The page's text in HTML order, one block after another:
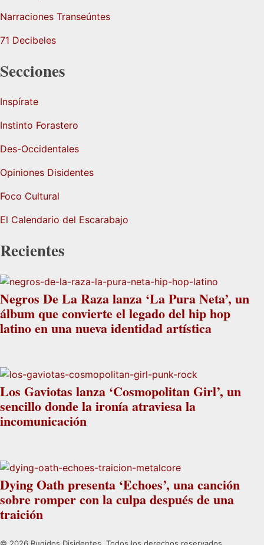
Narraciones Transeúntes
71 Decibeles
Secciones
Inspírate
Instinto Forastero
Des-Occidentales
Opiniones Disidentes
Foco Cultural
El Calendario del Escarabajo
Recientes
Negros De La Raza lanza ‘La Pura Neta’, un
álbum que convierte el legado del hip hop
latino en una nueva identidad artística
Los Gaviotas lanza ‘Cosmopolitan Girl’, un
sencillo donde la ironía atraviesa la
incomunicación
Dying Oath presenta ‘Echoes’, una canción
sobre romper con la culpa después de una
traición